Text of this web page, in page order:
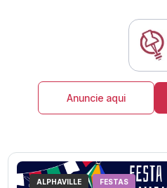
Anuncie aqui
ALPHAVILLE FESTAS